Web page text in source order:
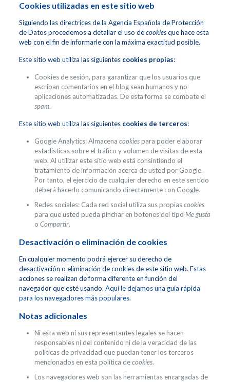
Cookies utilizadas en este sitio web
Siguiendo las directrices de la Agencia Española de Protección
de Datos procedemos a detallar el uso decookiesque hace esta
web con el fin de informarle con la máxima exactitud posible.
Este sitio web utiliza las siguientes cookies propias:
Cookies de sesión, para garantizar que los usuarios que
escriban comentarios en el blog sean humanos y no
aplicaciones automatizadas. De esta forma se combate el
spam.
Este sitio web utiliza las siguientes cookies de terceros:
Google Analytics: Almacenacookiespara poder elaborar
estadísticas sobre el tráfico y volumen de visitas de esta
web. Al utilizar este sitio web está consintiendo el
tratamiento de información acerca de usted por Google.
Por tanto, el ejercicio de cualquier derecho en este sentido
deberá hacerlo comunicando directamente con Google.
Redes sociales: Cada red social utiliza sus propiascookies
para que usted pueda pinchar en botones del tipoMe gusta
oCompartir.
Desactivación o eliminación de cookies
En cualquier momento podrá ejercer su derecho de
desactivación o eliminación de cookies de este sitio web. Estas
acciones se realizan de forma diferente en función del
navegador que esté usando.Aquí le dejamos una guía rápida
para los navegadores más populares.
Notas adicionales
Ni esta web ni sus representantes legales se hacen
responsables ni del contenido ni de la veracidad de las
políticas de privacidad que puedan tener los terceros
mencionados en esta política decookies.
Los navegadores web son las herramientas encargadas de